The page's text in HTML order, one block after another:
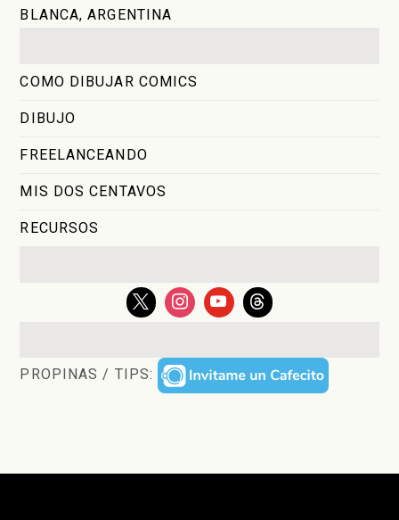
BLANCA, ARGENTINA
COMO DIBUJAR COMICS
DIBUJO
FREELANCEANDO
MIS DOS CENTAVOS
RECURSOS
PROPINAS / TIPS: